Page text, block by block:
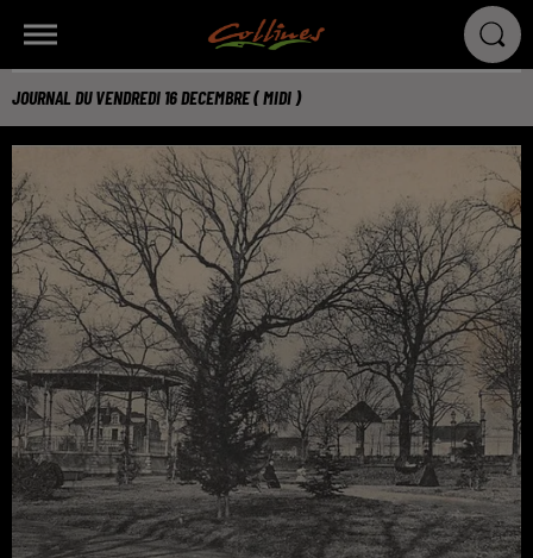
JOURNAL DU VENDREDI 16 DECEMBRE ( MIDI )